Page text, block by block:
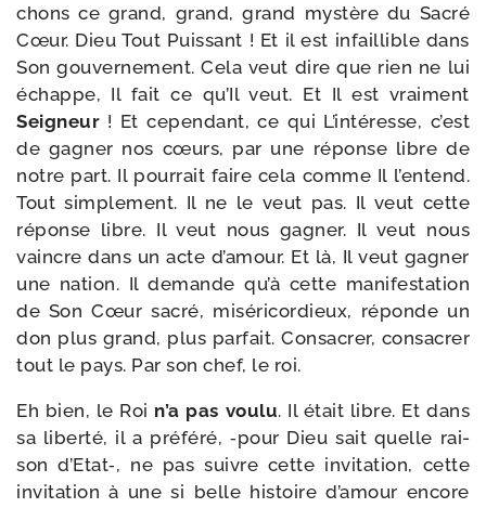
chons ce grand, grand, grand mys­tère du Sacré
Cœur. Dieu Tout Puissant ! Et il est infaillible dans
Son gou­ver­ne­ment. Cela veut dire que rien ne lui
échappe, Il fait ce qu’Il veut. Et Il est vrai­ment
Seigneur ! Et cepen­dant, ce qui L’intéresse, c’est
de gagner nos cœurs, par une réponse libre de
notre part. Il pour­rait faire cela comme Il l’entend.
Tout sim­ple­ment. Il ne le veut pas. Il veut cette
réponse libre. Il veut nous gagner. Il veut nous
vaincre dans un acte d’amour. Et là, Il veut gagner
une nation. Il demande qu’à cette mani­fes­ta­tion
de Son Cœur sacré, misé­ri­cor­dieux, réponde un
don plus grand, plus par­fait. Consacrer, consa­crer
tout le pays. Par son chef, le roi.
Eh bien, le Roi n’a pas vou­lu. Il était libre. Et dans
sa liber­té, il a pré­fé­ré, ‑pour Dieu sait quelle rai­
son d’Etat‑, ne pas suivre cette invi­ta­tion, cette
invi­ta­tion à une si belle his­toire d’amour encore